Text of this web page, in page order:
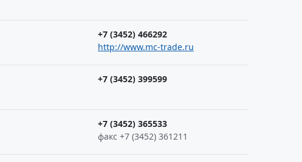
+7 (3452) 466292
http://www.mc-trade.ru
+7 (3452) 399599
+7 (3452) 365533
факс +7 (3452) 361211